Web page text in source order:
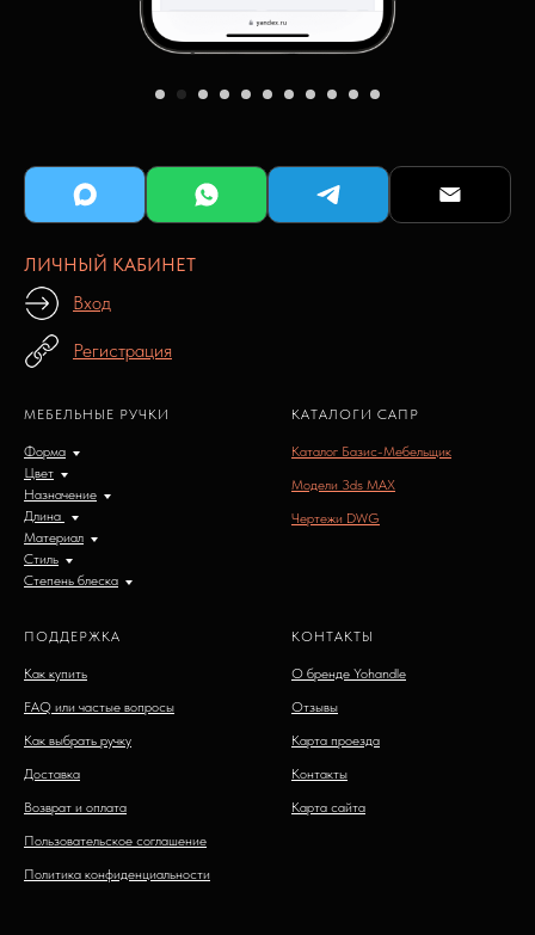
ЛИЧНЫЙ КАБИНЕТ
Вход
Регистрация
МЕБЕЛЬНЫЕ РУЧКИ
Форма
Цвет
Назначение
Длина
Материал
Стиль
Степень блеска
КАТАЛОГИ САПР
Каталог Базис-Мебельщик
Модели 3ds MAX
Чертежи DWG
ПОДДЕРЖКА
Как купить
FAQ или частые вопросы
Как выбрать ручку
Доставка
Возврат и оплата
Пользовательское соглашение
Политика конфиденциальности
КОНТАКТЫ
О бренде Yohandle
Отзывы
Карта проезда
Контакты
Карта сайта